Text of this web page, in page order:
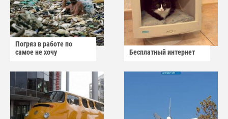
Погряз в работе по
самое не хочу
Бесплатный интернет